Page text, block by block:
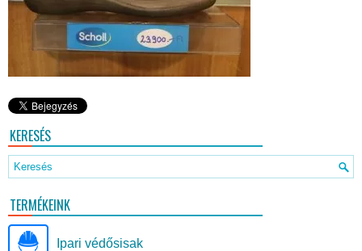
KERESÉS
TERMÉKEINK
Ipari védősisak